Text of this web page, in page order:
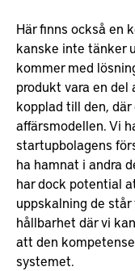
Här finns också en
kanske inte tänker
kommer med
produkt vara en
kopplad till den,
affärsmodellen. Vi
startupbolagens
ha hamnat i andra
har dock potential
uppskalning de står
hållbarhet där vi
att den
systemet.